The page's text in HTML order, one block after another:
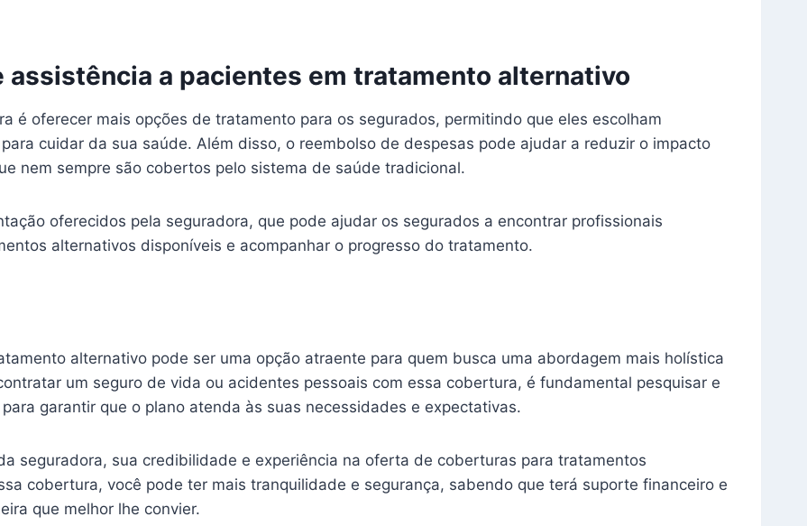
a pacientes em tratamento alternativo
é oferecer mais opções de tratamento para os segurados, permitindo que eles escolham
cuidar da sua saúde. Além disso, o reembolso de despesas pode ajudar a reduzir o impacto
nem sempre são cobertos pelo sistema de saúde tradicional.
oferecidos pela seguradora, que pode ajudar os segurados a encontrar profissionais
alternativos disponíveis e acompanhar o progresso do tratamento.
alternativo pode ser uma opção atraente para quem busca uma abordagem mais holística
um seguro de vida ou acidentes pessoais com essa cobertura, é fundamental pesquisar e
garantir que o plano atenda às suas necessidades e expectativas.
seguradora, sua credibilidade e experiência na oferta de coberturas para tratamentos
cobertura, você pode ter mais tranquilidade e segurança, sabendo que terá suporte financeiro e
que melhor lhe convier.